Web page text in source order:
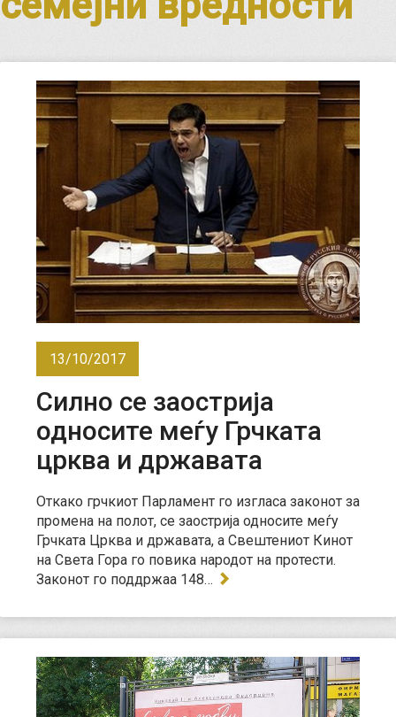
13/10/2017
Силно се заострија
односите меѓу Грчката
црква и државата
Откако грчкиот Парламент го изгласа законот за
промена на полот, се заострија односите меѓу
Грчката Црква и државата, а Свештениот Кинот
на Света Гора го повика народот на протести.
Законот го поддржаа 148…